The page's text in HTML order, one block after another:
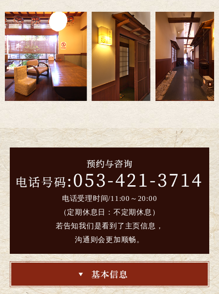
电话受理时间/11:00～20:00
（定期休息日：不定期休息）
若告知我们是看到了主页信息，
沟通则会更加顺畅。